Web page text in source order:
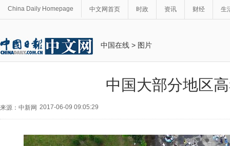
China Daily Homepage 中文网首页 时政 资讯 财经 生
中国在线 > 图片
中国大部分地区
来源：中新网 2017-06-09 09:05:29